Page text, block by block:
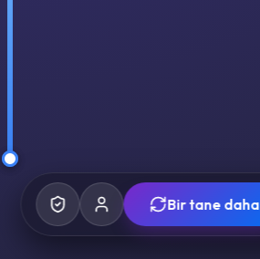
Bir tane daha